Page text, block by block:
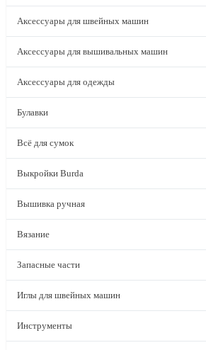
Аксессуары для швейных машин
Аксессуары для вышивальных машин
Аксессуары для одежды
Булавки
Всё для сумок
Выкройки Burda
Вышивка ручная
Вязание
Запасные части
Иглы для швейных машин
Инструменты